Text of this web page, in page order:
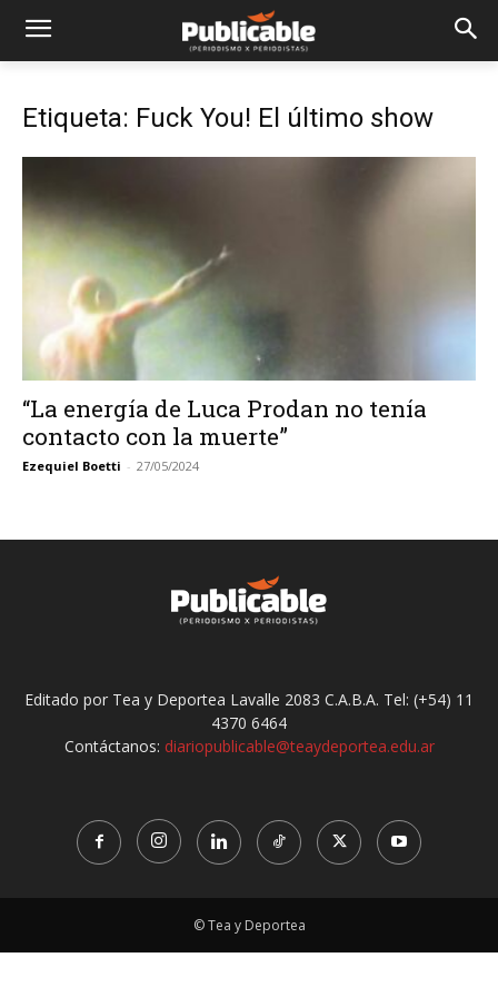
Etiqueta: Fuck You! El último show
“La energía de Luca Prodan no tenía
contacto con la muerte”
Ezequiel Boetti - 27/05/2024
Editado por Tea y Deportea Lavalle 2083 C.A.B.A. Tel: (+54) 11
4370 6464
Contáctanos: diariopublicable@teaydeportea.edu.ar
© Tea y Deportea